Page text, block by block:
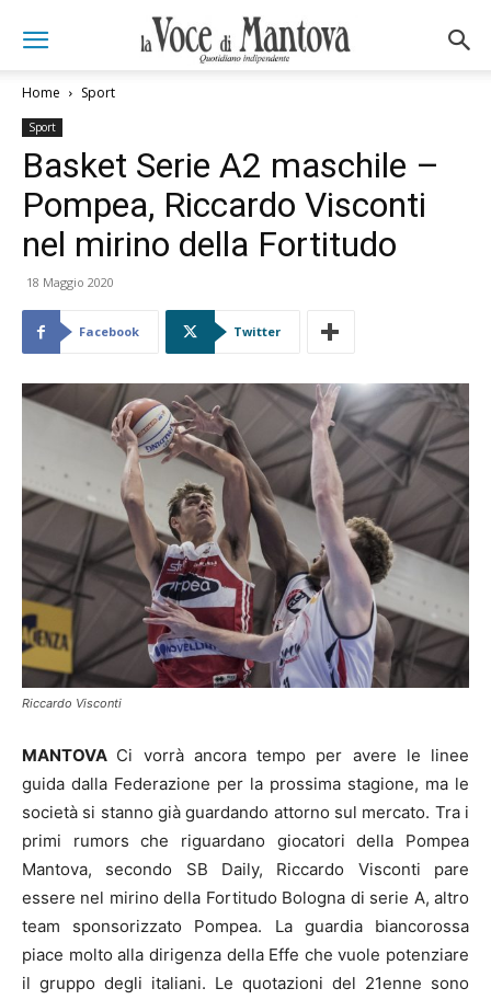
Home Sport
Sport
Basket Serie A2 maschile –
Pompea, Riccardo Visconti
nel mirino della Fortitudo
18 Maggio 2020
Facebook Twitter
Riccardo Visconti
MANTOVA Ci vorrà ancora tempo per avere le linee
guida dalla Federazione per la prossima stagione, ma le
società si stanno già guardando attorno sul mercato. Tra i
primi rumors che riguardano giocatori della Pompea
Mantova, secondo SB Daily, Riccardo Visconti pare
essere nel mirino della Fortitudo Bologna di serie A, altro
team sponsorizzato Pompea. La guardia biancorossa
piace molto alla dirigenza della Effe che vuole potenziare
il gruppo degli italiani. Le quotazioni del 21enne sono